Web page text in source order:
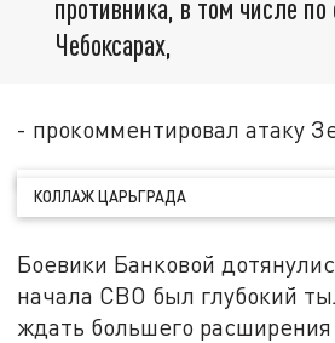
противника, в том числе по
Чебоксарах,
- прокомментировал атаку
КОЛЛАЖ ЦАРЬГРАДА
Боевики Банковой
начала СВО был глубокий
ждать большего расширения